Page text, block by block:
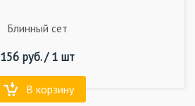
Блинный сет
156 руб. /1 шт
В корзину